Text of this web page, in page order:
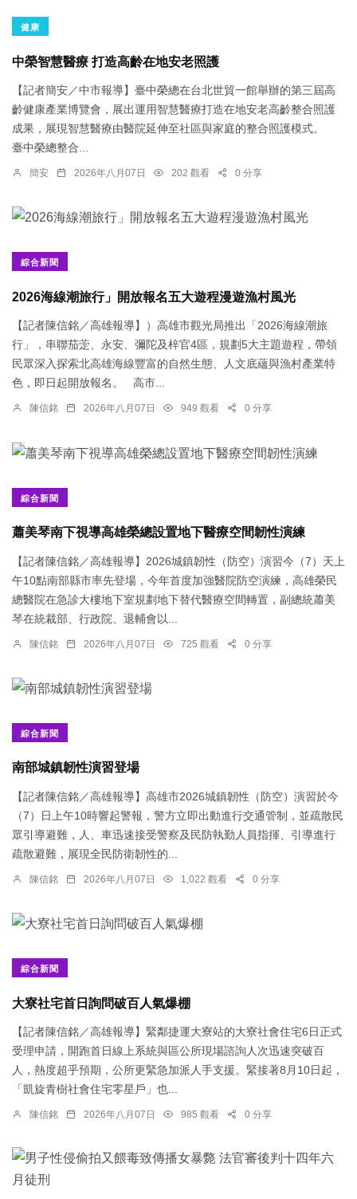
健康
中榮智慧醫療 打造高齡在地安老照護
【記者簡安／中市報導】臺中榮總在台北世貿一館舉辦的第三屆高
齡健康產業博覽會，展出運用智慧醫療打造在地安老高齡整合照護
成果，展現智慧醫療由醫院延伸至社區與家庭的整合照護模式。
臺中榮總整合...
簡安 2026年八月07日 202 觀看 0 分享
綜合新聞
2026海線潮旅行」開放報名五大遊程漫遊漁村風光
【記者陳信銘／高雄報導】）高雄市觀光局推出「2026海線潮旅
行」，串聯茄萣、永安、彌陀及梓官4區，規劃5大主題遊程，帶領
民眾深入探索北高雄海線豐富的自然生態、人文底蘊與漁村產業特
色，即日起開放報名。 高市...
陳信銘 2026年八月07日 949 觀看 0 分享
綜合新聞
蕭美琴南下視導高雄榮總設置地下醫療空間韌性演練
【記者陳信銘／高雄報導】2026城鎮韌性（防空）演習今（7）天上
午10點南部縣市率先登場，今年首度加強醫院防空演練，高雄榮民
總醫院在急診大樓地下室規劃地下替代醫療空間轉置，副總統蕭美
琴在統裁部、行政院、退輔會以...
陳信銘 2026年八月07日 725 觀看 0 分享
綜合新聞
南部城鎮韌性演習登場
【記者陳信銘／高雄報導】高雄市2026城鎮韌性（防空）演習於今
（7）日上午10時響起警報，警方立即出動進行交通管制，並疏散民
眾引導避難，人、車迅速接受警察及民防執勤人員指揮、引導進行
疏散避難，展現全民防衛韌性的...
陳信銘 2026年八月07日 1,022 觀看 0 分享
綜合新聞
大寮社宅首日詢問破百人氣爆棚
【記者陳信銘／高雄報導】緊鄰捷運大寮站的大寮社會住宅6日正式
受理申請，開跑首日線上系統與區公所現場諮詢人次迅速突破百
人，熱度超乎預期，公所更緊急加派人手支援。緊接著8月10日起，
「凱旋青樹社會住宅零星戶」也...
陳信銘 2026年八月07日 985 觀看 0 分享